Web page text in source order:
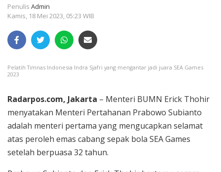
Penulis Admin
Kamis, 18 Mei 2023, 05:23 WIB
Pelatih Timnas Indonesia Indra Sjafri yang mengantar jadi juara SEA Games
2023
Radarpos.com, Jakarta – Menteri BUMN Erick Thohir
menyatakan Menteri Pertahanan Prabowo Subianto
adalah menteri pertama yang mengucapkan selamat
atas peroleh emas cabang sepak bola SEA Games
setelah berpuasa 32 tahun.